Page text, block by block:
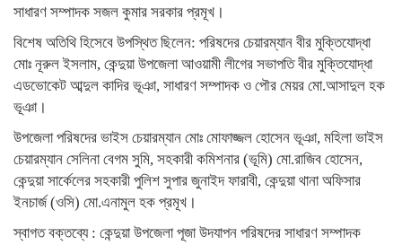
সাধারণ সম্পাদক সজল কুমার সরকার প্রমূখ।
বিশেষ অতিথি হিসেবে উপস্থিত ছিলেন: পরিষদের চেয়ারম্যান বীর মুক্তিযোদ্ধা
মোঃ নূরুল ইসলাম, কেন্দুয়া উপজেলা আওয়ামী লীগের সভাপতি বীর মুক্তিযোদ্ধা
এডভোকেট আব্দুল কাদির ভূঞা, সাধারণ সম্পাদক ও পৌর মেয়র মো.আসাদুল হক
ভূঞা।
উপজেলা পরিষদের ভাইস চেয়ারম্যান মোঃ মোফাজ্জল হোসেন ভূঞা, মহিলা ভাইস
চেয়ারম্যান সেলিনা বেগম সুমি, সহকারী কমিশনার (ভূমি) মো.রাজিব হোসেন,
কেন্দুয়া সার্কেলের সহকারী পুলিশ সুপার জুনাইদ ফারাবী, কেন্দুয়া থানা অফিসার
ইনচার্জ (ওসি) মো.এনামুল হক প্রমূখ।
স্বাগত বক্তব্যে : কেন্দুয়া উপজেলা পূজা উদযাপন পরিষদের সাধারণ সম্পাদক